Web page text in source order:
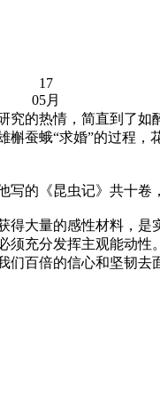
17
05月
热情，简直到了如
蚕蛾“求婚”的过程
《昆虫记》共十卷
量的感性材料，是
充分发挥主观能动
百倍的信心和坚韧去